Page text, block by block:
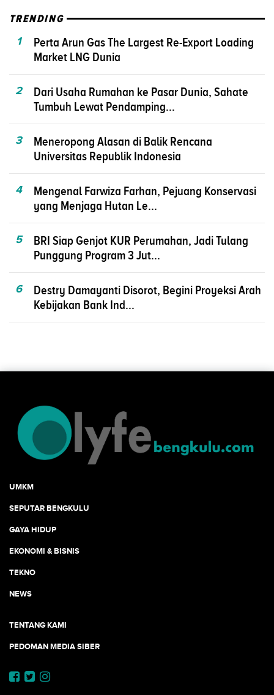
TRENDING
1
Perta Arun Gas The Largest Re-Export Loading
Market LNG Dunia
2
Dari Usaha Rumahan ke Pasar Dunia, Sahate
Tumbuh Lewat Pendamping...
3
Meneropong Alasan di Balik Rencana
Universitas Republik Indonesia
4
Mengenal Farwiza Farhan, Pejuang Konservasi
yang Menjaga Hutan Le...
5
BRI Siap Genjot KUR Perumahan, Jadi Tulang
Punggung Program 3 Jut...
6
Destry Damayanti Disorot, Begini Proyeksi Arah
Kebijakan Bank Ind...
UMKM
SEPUTAR BENGKULU
GAYA HIDUP
EKONOMI & BISNIS
TEKNO
NEWS
TENTANG KAMI
PEDOMAN MEDIA SIBER